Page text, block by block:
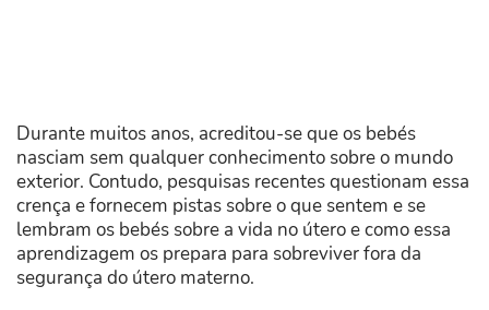
Durante muitos anos, acreditou-se que os bebés
nasciam sem qualquer conhecimento sobre o mundo
exterior. Contudo, pesquisas recentes questionam essa
crença e fornecem pistas sobre o que sentem e se
lembram os bebés sobre a vida no útero e como essa
aprendizagem os prepara para sobreviver fora da
segurança do útero materno.